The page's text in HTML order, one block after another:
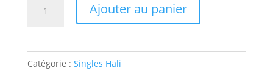
est
Ta
Ajouter au panier
Catégorie : Singles Hali